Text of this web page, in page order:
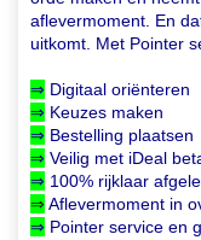
aflevermoment. En
uitkomt. Met Pointer
⇒ Digitaal oriënteren
⇒ Keuzes maken
⇒ Bestelling plaatsen
⇒ Veilig met iDeal
⇒ 100% rijklaar
⇒ Aflevermoment in
⇒ Pointer service en